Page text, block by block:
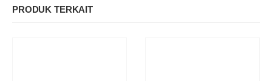
PRODUK TERKAIT